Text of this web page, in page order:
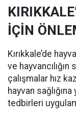
İÇİN
Kırıkkale’de
ve
çalışmalar hız
hayvan
tedbirleri